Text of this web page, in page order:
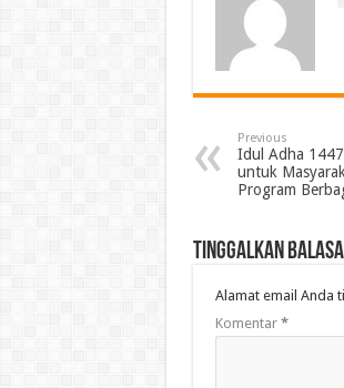
Previous
Idul Adha
untuk
Program
Tinggalkan
Alamat email Anda
Komentar *